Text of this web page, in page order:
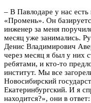
– В Павлодаре у нас
«Промень». Он
инженер за меня
месяц уже занимались.
Денис Владимирович
через месяц я был у них
ребятами, и кто-то
институт. Мы все
Новосибирский
Екатеринбургский. И я
находится?», они в